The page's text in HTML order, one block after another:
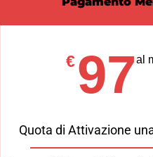
€97al
Quota di Attivazione